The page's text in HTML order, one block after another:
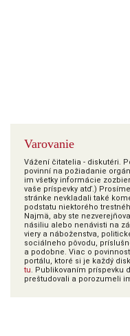
Varovanie
Vážení čitatelia - diskutéri.
povinní na požiadanie
im všetky informácie
vaše príspevky atď.)
stránke nevkladali také
podstatu niektorého
Najmä, aby ste
násiliu alebo nenávisti na
viery a náboženstva,
sociálneho pôvodu,
a podobne. Viac o
portálu, ktoré si je každý
tu. Publikovaním príspevku
preštudovali a porozumeli